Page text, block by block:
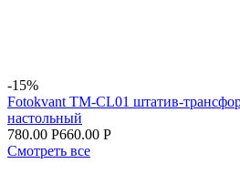
-15%
Fotokvant TM-CL01 штатив-
настольный
780.00 Р660.00 Р
Смотреть все